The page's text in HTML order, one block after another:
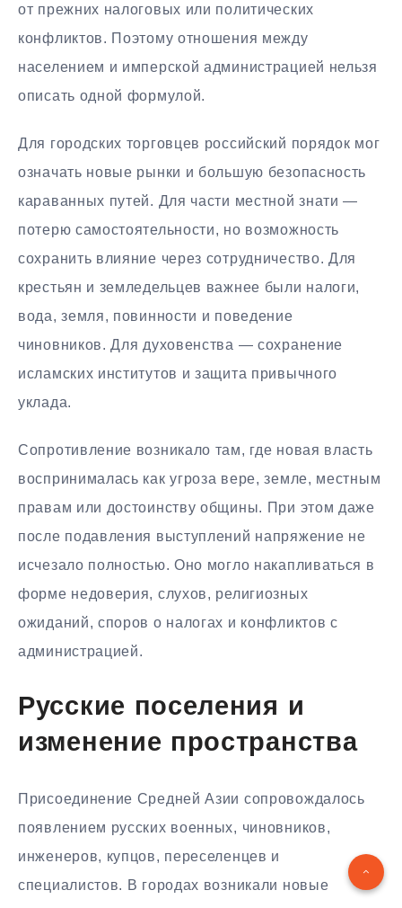
от прежних налоговых или политических
конфликтов. Поэтому отношения между
населением и имперской администрацией нельзя
описать одной формулой.
Для городских торговцев российский порядок мог
означать новые рынки и большую безопасность
караванных путей. Для части местной знати —
потерю самостоятельности, но возможность
сохранить влияние через сотрудничество. Для
крестьян и земледельцев важнее были налоги,
вода, земля, повинности и поведение
чиновников. Для духовенства — сохранение
исламских институтов и защита привычного
уклада.
Сопротивление возникало там, где новая власть
воспринималась как угроза вере, земле, местным
правам или достоинству общины. При этом даже
после подавления выступлений напряжение не
исчезало полностью. Оно могло накапливаться в
форме недоверия, слухов, религиозных
ожиданий, споров о налогах и конфликтов с
администрацией.
Русские поселения и
изменение пространства
Присоединение Средней Азии сопровождалось
появлением русских военных, чиновников,
инженеров, купцов, переселенцев и
специалистов. В городах возникали новые